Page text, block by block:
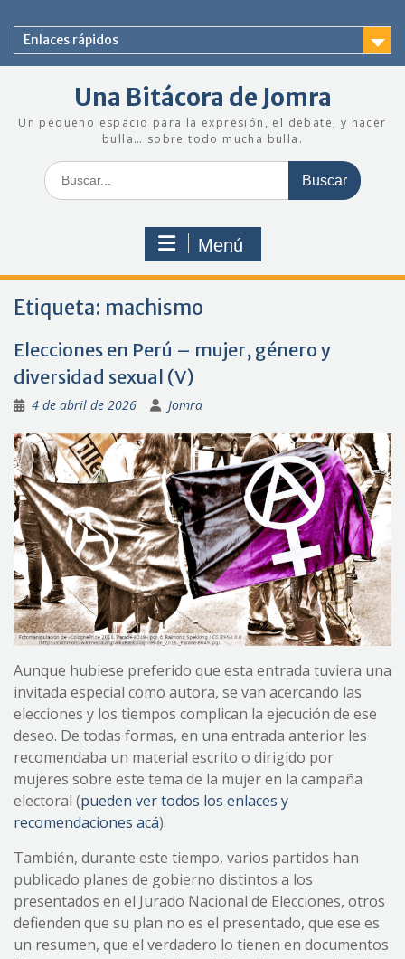
contenido
Enlaces rápidos
Una Bitácora de Jomra
Un pequeño espacio para la expresión, el debate, y hacer
bulla… sobre todo mucha bulla.
Buscar:
Menú
Etiqueta: machismo
Elecciones en Perú – mujer, género y
diversidad sexual (V)
4 de abril de 2026 Jomra
Aunque hubiese preferido que esta entrada tuviera una
invitada especial como autora, se van acercando las
elecciones y los tiempos complican la ejecución de ese
deseo. De todas formas, en una entrada anterior les
recomendaba un material escrito o dirigido por
mujeres sobre este tema de la mujer en la campaña
electoral (pueden ver todos los enlaces y
recomendaciones acá).
También, durante este tiempo, varios partidos han
publicado planes de gobierno distintos a los
presentados en el Jurado Nacional de Elecciones, otros
defienden que su plan no es el presentado, que ese es
un resumen, que el verdadero lo tienen en documentos